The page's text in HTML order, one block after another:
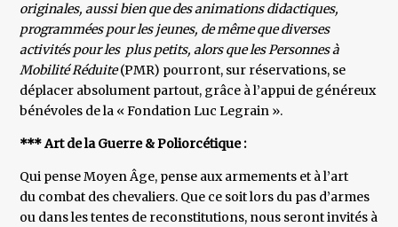
originales, aussi bien que des animations didactiques,
programmées pour les jeunes, de même que diverses
activités pour les plus petits, alors que les Personnes à
Mobilité Réduite(PMR) pourront, sur réservations, se
déplacer absolument partout, grâce à l’appui de généreux
bénévoles de la « Fondation Luc Legrain ».
*** Art de la Guerre & Poliorcétique :
Qui pense Moyen Âge, pense aux armements et à l’art
du combat des chevaliers. Que ce soit lors du pas d’armes
ou dans les tentes de reconstitutions, nous seront invités à